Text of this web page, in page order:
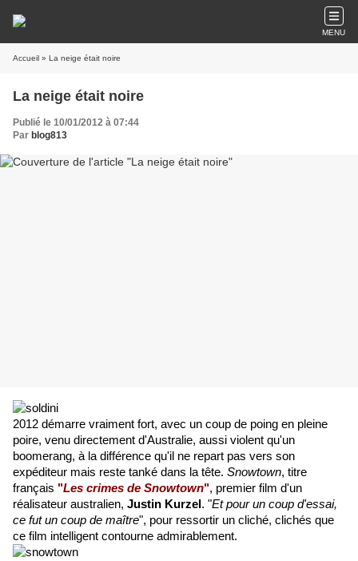
MENU
Accueil » La neige était noire
La neige était noire
Publié le 10/01/2012 à 07:44
Par blog813
2012 démarre vraiment fort, avec un coup de poing en pleine
poire, venu directement d'Australie, aussi violent qu'un
boomerang, à la différence qu'il ne repart pas vers son
expéditeur mais reste tanké dans la tête. Snowtown, titre
français "Les crimes de Snowtown", premier film d'un
réalisateur australien, Justin Kurzel . "Et pour un coup d'essai,
ce fut un coup de maître", pour ressortir un cliché, clichés que
ce film intelligent contourne admirablement.